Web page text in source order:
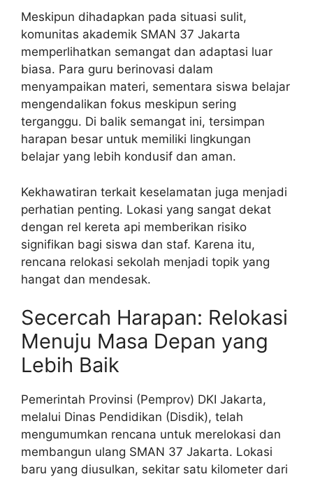
Meskipun dihadapkan pada situasi sulit,
komunitas akademik SMAN 37 Jakarta
memperlihatkan semangat dan adaptasi luar
biasa. Para guru berinovasi dalam
menyampaikan materi, sementara siswa belajar
mengendalikan fokus meskipun sering
terganggu. Di balik semangat ini, tersimpan
harapan besar untuk memiliki lingkungan
belajar yang lebih kondusif dan aman.
Kekhawatiran terkait keselamatan juga menjadi
perhatian penting. Lokasi yang sangat dekat
dengan rel kereta api memberikan risiko
signifikan bagi siswa dan staf. Karena itu,
rencana relokasi sekolah menjadi topik yang
hangat dan mendesak.
Secercah Harapan: Relokasi
Menuju Masa Depan yang
Lebih Baik
Pemerintah Provinsi (Pemprov) DKI Jakarta,
melalui Dinas Pendidikan (Disdik), telah
mengumumkan rencana untuk merelokasi dan
membangun ulang SMAN 37 Jakarta. Lokasi
baru yang diusulkan, sekitar satu kilometer dari